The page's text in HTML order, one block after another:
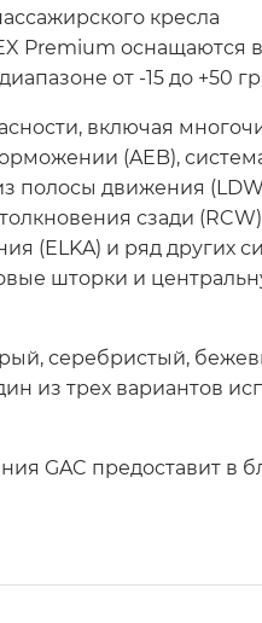
кресла
Premium оснащаются
от -15 до +50
включая
(AEB),
полосы движения
сзади
(ELKA) и ряд других
шторки и
серебристый,
из трех вариантов
GAC предоставит в